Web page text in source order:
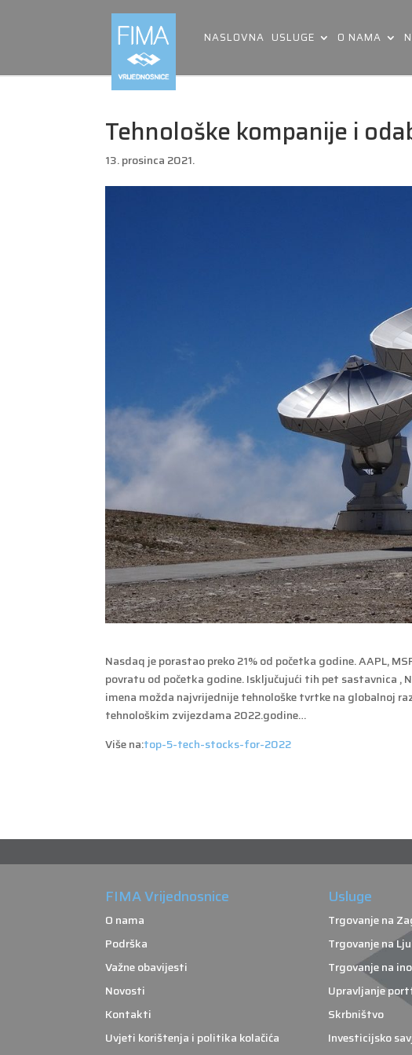
NASLOVNA USLUGE O NAMA
Tehnološke kompanije i
13. prosinca 2021.
Nasdaq je porastao preko 21% od početka godine. AAPL,
povratu od početka godine. Isključujući tih pet sastavnica ,
imena možda najvrijednije tehnološke tvrtke na globalnoj
tehnološkim zvijezdama 2022.godine…
Više na:top-5-tech-stocks-for-2022
FIMA Vrijednosnice
O nama
Podrška
Važne obavijesti
Novosti
Kontakti
Uvjeti korištenja i politika kolačića
Usluge
Trgovanje na
Trgovanje na
Trgovanje na
Upravljanje
Skrbništvo
Investicijsko